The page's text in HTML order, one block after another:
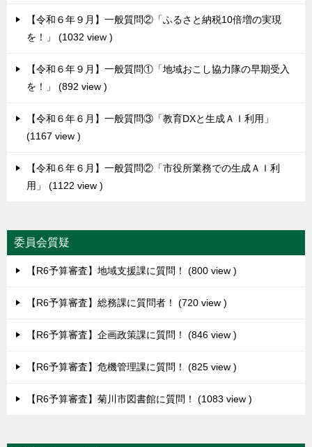
【令和６年９月】一般質問②「ふるさと納税10倍増の実現
を！」
1032 view
【令和６年９月】一般質問①「地域おこし協力隊の早期受入
を！」
892 view
【令和６年６月】一般質問③「教育DXと生成ＡＩ利用」
1167 view
【令和６年６月】一般質問②「市役所業務での生成ＡＩ利
用」
1122 view
委員会質疑
【R6予算審査】地域支援課に質問！ 800 view
【R6予算審査】総務課に質問者！ 720 view
【R6予算審査】企画政策課に質問！ 846 view
【R6予算審査】危機管理課に質問！ 825 view
【R6予算審査】菊川市図書館に質問！ 1083 view